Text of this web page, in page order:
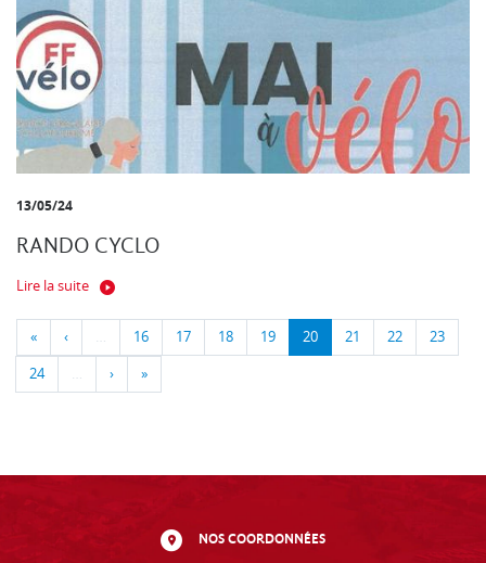
13/05/24
RANDO CYCLO
Lire la suite
« ‹ … 16 17 18 19 20 21 22 23
24 … › »
NOS COORDONNÉES